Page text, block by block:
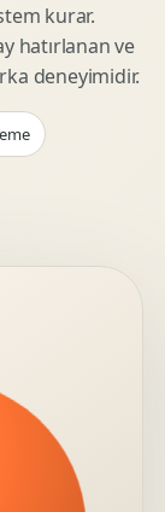
kurar.
hatırlanan ve
deneyimidir.